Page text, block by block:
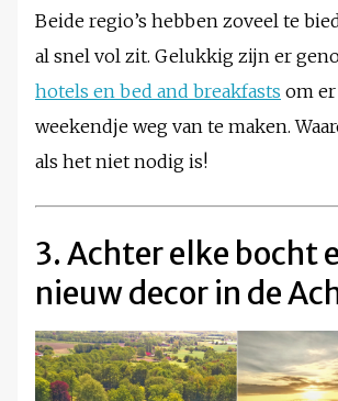
Beide regio’s hebben zoveel te
al snel vol zit. Gelukkig zijn er
hotels en bed and breakfasts om
weekendje weg van te maken.
als het niet nodig is!
3. Achter elke bocht
nieuw decor in de